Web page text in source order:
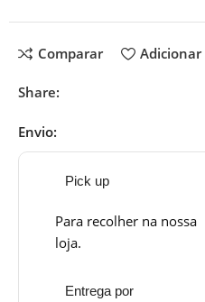
Comparar Adicionar
Share:
Envio:
Pick up
Para recolher na nossa
loja.
Entrega por